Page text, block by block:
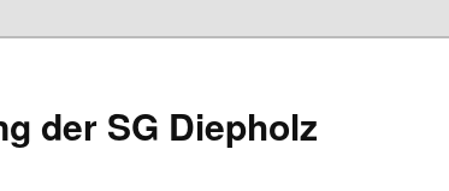
der SG Diepholz